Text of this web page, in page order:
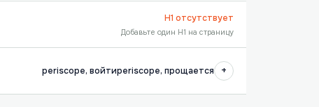
H1 отсутствует
Добавьте один H1 на страницу
periscope, войтиperiscope, прощается +